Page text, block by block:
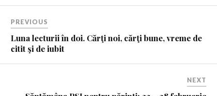
PREVIOUS
Luna lecturii în doi. Cărţi noi, cărţi bune, vreme de
citit şi de iubit
NEXT